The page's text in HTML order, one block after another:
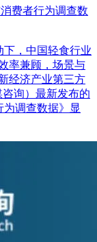
费者行为调查数
，中国轻食行业
率兼顾，场景与
经济产业第三方
咨询）最新发布的
为调查数据》显